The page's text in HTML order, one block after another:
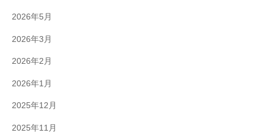
2026年5月
2026年3月
2026年2月
2026年1月
2025年12月
2025年11月